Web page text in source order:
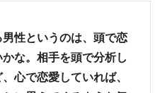
男性というのは、頭で恋
な。相手を頭で分析し
心で恋愛していれば、